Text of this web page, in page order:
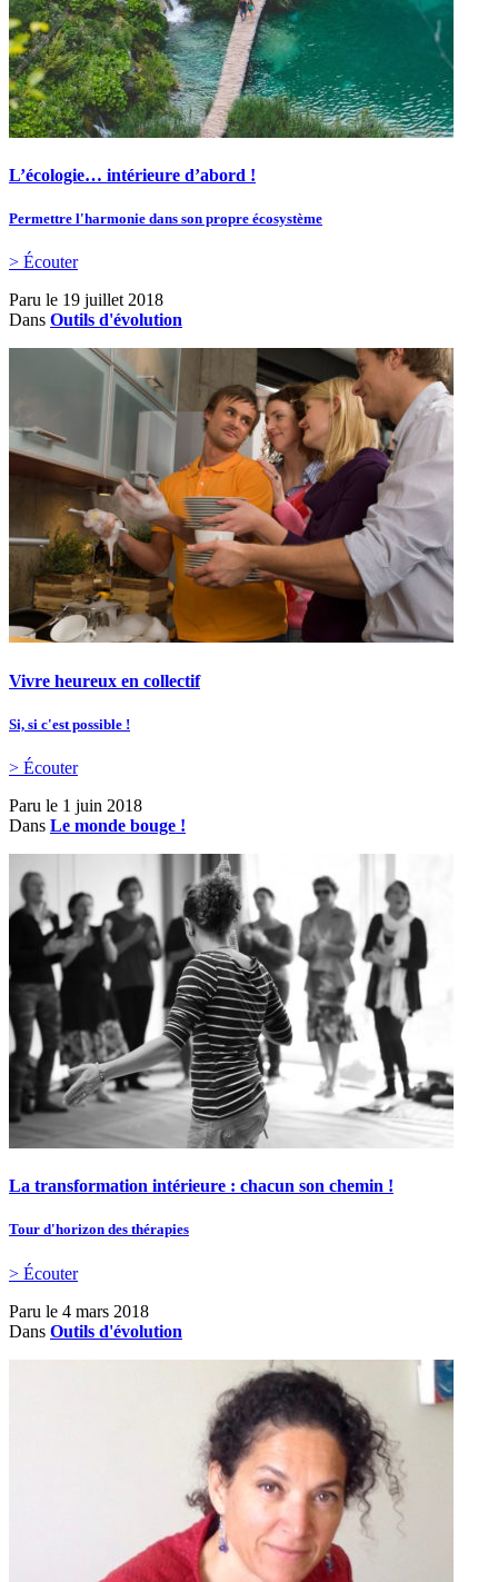
L’écologie… intérieure d’abord !
Permettre l'harmonie dans son propre écosystème
> Écouter
Paru le 19 juillet 2018
Dans Outils d'évolution
Vivre heureux en collectif
Si, si c'est possible !
> Écouter
Paru le 1 juin 2018
Dans Le monde bouge !
La transformation intérieure : chacun son chemin !
Tour d'horizon des thérapies
> Écouter
Paru le 4 mars 2018
Dans Outils d'évolution